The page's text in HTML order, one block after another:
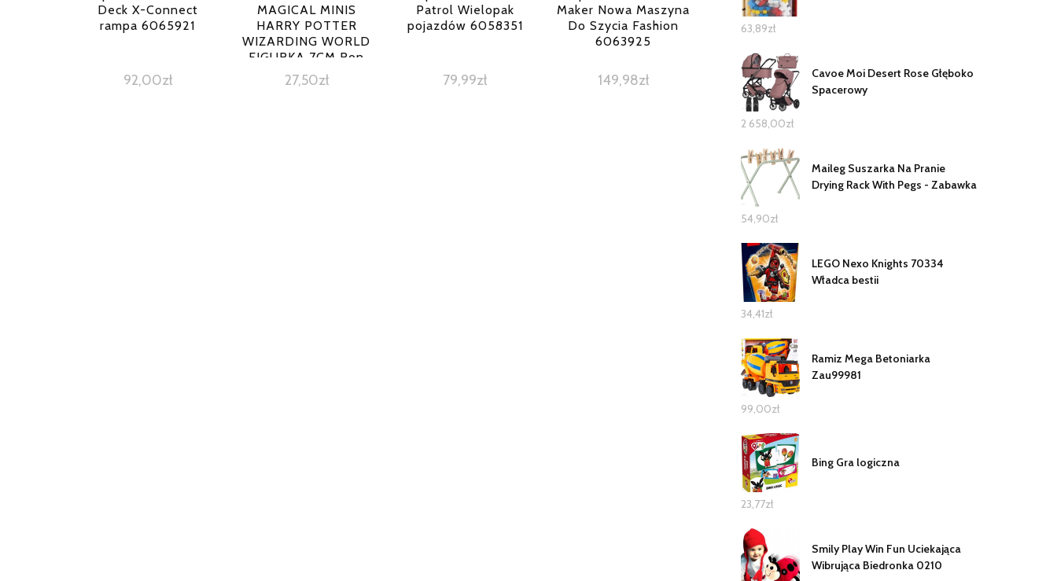
Deck X-Connect
rampa 6065921
92,00zł
MAGICAL MINIS
HARRY POTTER
WIZARDING WORLD
FIGURKA 7CM Ron
6061844
27,50zł
Patrol Wielopak
pojazdów 6058351
79,99zł
Maker Nowa Maszyna
Do Szycia Fashion
6063925
149,98zł
63,89zł
Cavoe Moi Desert Rose Głęboko
Spacerowy
2 658,00zł
Maileg Suszarka Na Pranie
Drying Rack With Pegs - Zabawka
54,90zł
LEGO Nexo Knights 70334
Władca bestii
34,41zł
Ramiz Mega Betoniarka
Zau99981
99,00zł
Bing Gra logiczna
23,77zł
Smily Play Win Fun Uciekająca
Wibrująca Biedronka 0210